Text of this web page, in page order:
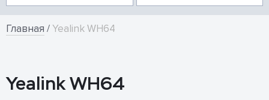
Главная /Yealink WH64
Yealink WH64